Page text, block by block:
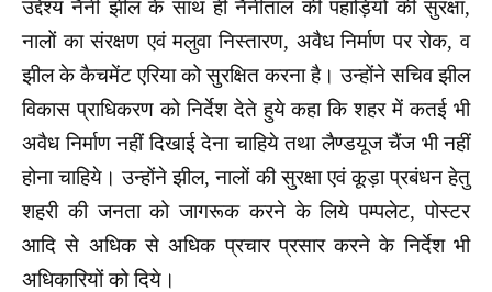
उद्देश्य नैनी झील के साथ ही नैनीताल की पहाड़ियों की सुरक्षा,
नालों का संरक्षण एवं मलुवा निस्तारण, अवैध निर्माण पर रोक, व
झील के कैचमेंट एरिया को सुरक्षित करना है। उन्होंने सचिव झील
विकास प्राधिकरण को निर्देश देते हुये कहा कि शहर में कतई भी
अवैध निर्माण नहीं दिखाई देना चाहिये तथा लैण्डयूज चैंज भी नहीं
होना चाहिये।उन्होंने झील, नालों की सुरक्षा एवं कूड़ा प्रबंधन हेतु
शहरी की जनता को जागरूक करने के लिये पम्पलेट, पोस्टर
आदि से अधिक से अधिक प्रचार प्रसार करने के निर्देश भी
अधिकारियों को दिये।